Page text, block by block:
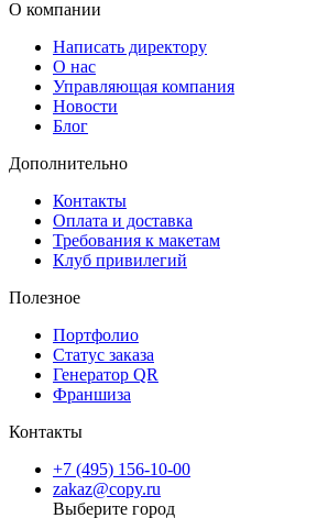
О компании
Написать директору
О нас
Управляющая компания
Новости
Блог
Дополнительно
Контакты
Оплата и доставка
Требования к макетам
Клуб привилегий
Полезное
Портфолио
Статус заказа
Генератор QR
Франшиза
Контакты
+7 (495) 156-10-00
zakaz@copy.ru